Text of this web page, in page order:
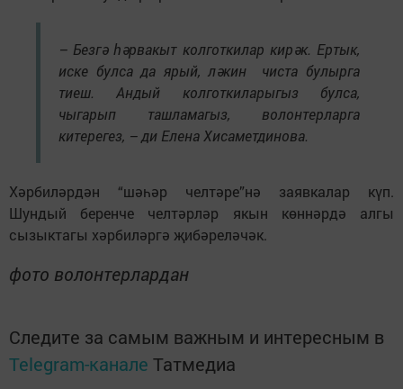
– Безгә һәрвакыт колготкилар кирәк. Ертык,
иске булса да ярый, ләкин чиста булырга
тиеш. Андый колготкиларыгыз булса,
чыгарып ташламагыз, волонтерларга
китерегез, – ди Елена Хисаметдинова.
Хәрбиләрдән “шәһәр челтәре”нә заявкалар күп.
Шундый беренче челтәрләр якын көннәрдә алгы
сызыктагы хәрбиләргә җибәреләчәк.
фото волонтерлардан
Следите за самым важным и интересным в
Telegram-канале Татмедиа